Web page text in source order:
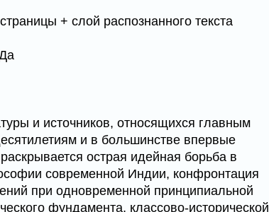
+ слой распознанного текста
и источников, относящихся главным
и в большинстве впервые
острая идейная борьба в
современной Индии, конфронтация
при одновременной принципиальной
фундамента, классово-исторической